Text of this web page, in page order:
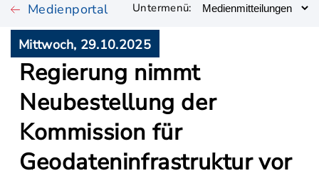
Medienportal Untermenü:
Mittwoch, 29.10.2025
Regierung nimmt
Neubestellung der
Kommission für
Geodateninfrastruktur vor